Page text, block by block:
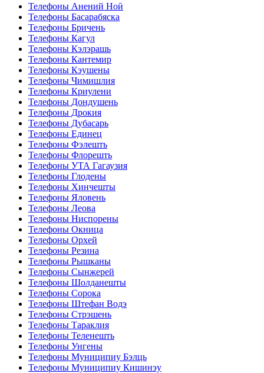
Телефоны Анений Ноӣ
Телефоны Басарабяска
Телефоны Бричень
Телефоны Кагул
Телефоны Кэлэрашь
Телефоны Кантемир
Телефоны Кэушены
Телефоны Чимишлия
Телефоны Криулени
Телефоны Дондушень
Телефоны Дрокия
Телефоны Дубасарь
Телефоны Единец
Телефоны Фэлешть
Телефоны Флорешть
Телефоны УТА Гагаузия
Телефоны Глодены
Телефоны Хинчешты
Телефоны Яловень
Телефоны Леова
Телефоны Ниспорены
Телефоны Окница
Телефоны Орхей
Телефоны Резина
Телефоны Рышканы
Телефоны Сынжерей
Телефоны Шолданешты
Телефоны Сорока
Телефоны Штефан Водэ
Телефоны Стрэшень
Телефоны Тараклия
Телефоны Теленешть
Телефоны Унгены
Телефоны Муниципиу Бэлць
Телефоны Муниципиу Кишинэу